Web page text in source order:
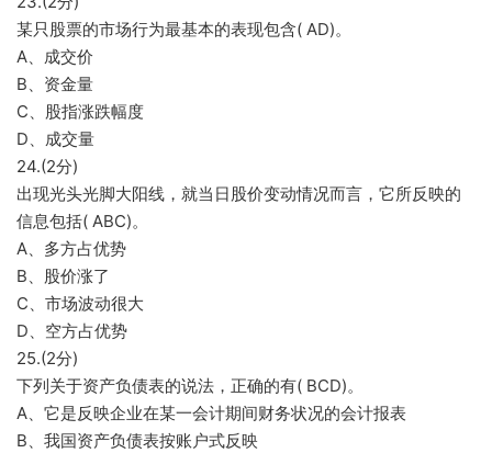
某只股票的市场行为最基本的表现包含( AD)。
A、成交价
B、资金量
C、股指涨跌幅度
D、成交量
24.(2分)
出现光头光脚大阳线，就当日股价变动情况而言，它所反映的
信息包括( ABC)。
A、多方占优势
B、股价涨了
C、市场波动很大
D、空方占优势
25.(2分)
下列关于资产负债表的说法，正确的有( BCD)。
A、它是反映企业在某一会计期间财务状况的会计报表
B、我国资产负债表按账户式反映